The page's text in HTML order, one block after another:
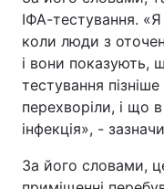
ІФА-тестування. «Я
коли люди з
і вони показують,
тестування
перехворіли, і що
інфекція», -
За його словами,